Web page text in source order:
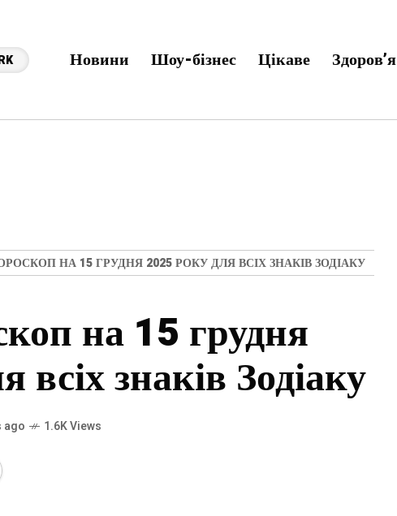
Новини Шоу-бізнес Цікаве Здоров’я
НА 15 ГРУДНЯ 2025 РОКУ ДЛЯ ВСІХ ЗНАКІВ ЗОДІАКУ
на 15 грудня
знаків Зодіаку
ago 1.6K Views